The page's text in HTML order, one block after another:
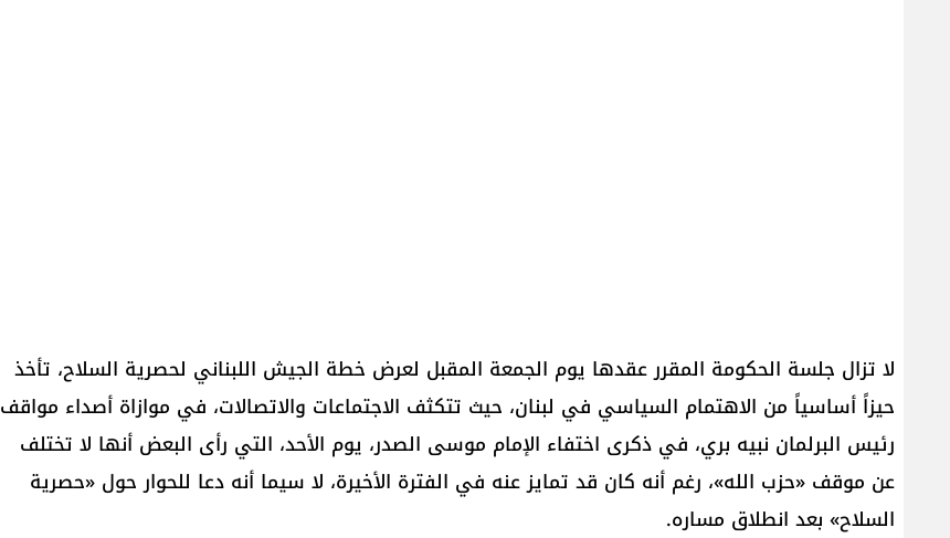
لا تزال جلسة الحكومة المقرر عقدها يوم الجمعة المقبل لعرض خطة الجيش اللبناني لحصرية السلاح، تأخذ
حيزاً أساسياً من الاهتمام السياسي في لبنان، حيث تتكثف الاجتماعات والاتصالات، في موازاة أصداء مواقف
رئيس البرلمان نبيه بري، في ذكرى اختفاء الإمام موسى الصدر، يوم الأحد، التي رأى البعض أنها لا تختلف
عن موقف «حزب الله»، رغم أنه كان قد تمايز عنه في الفترة الأخيرة، لا سيما أنه دعا للحوار حول «حصرية
السلاح» بعد انطلاق مساره.